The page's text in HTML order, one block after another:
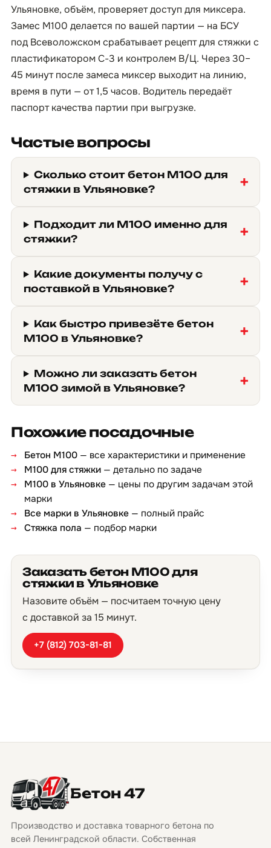
Ульяновке, объём, проверяет доступ для миксера.
Замес М100 делается по вашей партии — на БСУ
под Всеволожском срабатывает рецепт для стяжки с
пластификатором С-3 и контролем В/Ц. Через 30–
45 минут после замеса миксер выходит на линию,
время в пути — от 1,5 часов. Водитель передаёт
паспорт качества партии при выгрузке.
Частые вопросы
Сколько стоит бетон М100 для
стяжки в Ульяновке?
Подходит ли М100 именно для
стяжки?
Какие документы получу с
поставкой в Ульяновке?
Как быстро привезёте бетон
М100 в Ульяновке?
Можно ли заказать бетон
М100 зимой в Ульяновке?
Похожие посадочные
Бетон М100 — все характеристики и применение
М100 для стяжки — детально по задаче
М100 в Ульяновке — цены по другим задачам этой
марки
Все марки в Ульяновке — полный прайс
Стяжка пола — подбор марки
Заказать бетон М100 для
стяжки в Ульяновке
Назовите объём — посчитаем точную цену
с доставкой за 15 минут.
+7 (812) 703-81-81
Бетон 47
Производство и доставка товарного бетона по
всей Ленинградской области. Собственная